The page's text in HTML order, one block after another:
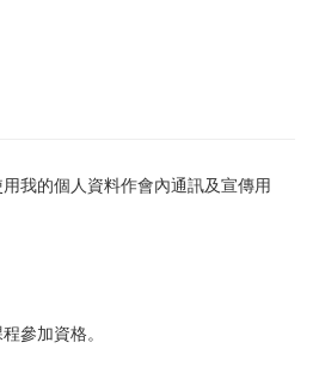
我的個人資料作會內通訊及宣傳用
參加資格。